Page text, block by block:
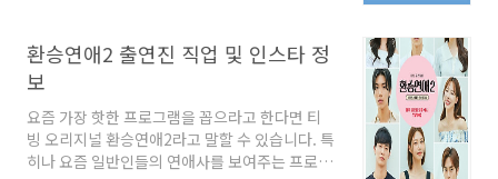
년 11월 셋째주 목요일에 치러지는 수능시험은
올해도 마찬가지로 2022년 11월 17일 목요일에
까지 진행이 됐고, 17일 수능이 끝난 후 문제 및
정답 이의신청은 17일인 수능 당일부터 11월 21
일 월요일까지 진행됩니다. 정답 확정은 11월 29
환승연애2 출연진 직업 및 인스타 정
보
요즘 가장 핫한 프로그램을 꼽으라고 한다면 티
빙 오리지널 환승연애2라고 말할 수 있습니다. 특
히나 요즘 일반인들의 연애사를 보여주는 프로그